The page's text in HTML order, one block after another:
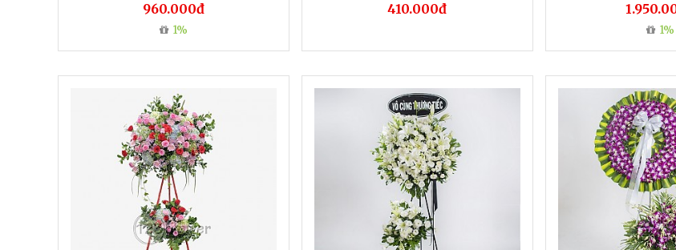
960.000đ
1%
410.000đ
1%